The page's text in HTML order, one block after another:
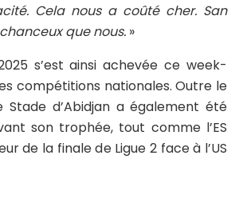
Cela nous a coûté cher. San
que nous. »
s’est ainsi achevée ce week-
compétitions nationales. Outre le
Stade d’Abidjan a également été
son trophée, tout comme l’ES
de la finale de Ligue 2 face à l’US